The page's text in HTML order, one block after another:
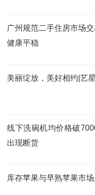
广州规范二手住房市场
健康平稳
美丽绽放，美好相约|艺
线下洗碗机均价格破
出现断货
库存苹果与早熟苹果市